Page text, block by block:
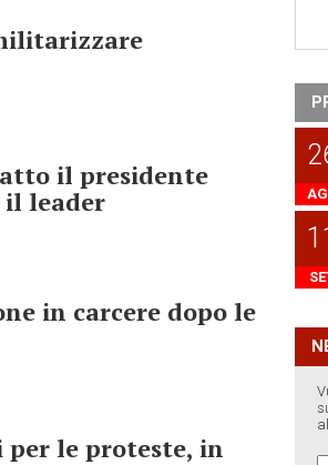
il presidente
il leader
in carcere dopo le
per le proteste, in